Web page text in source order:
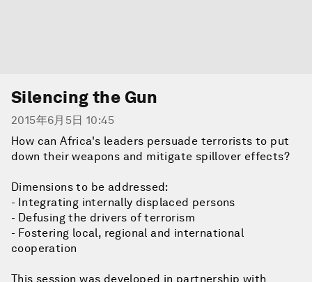
Silencing the Gun
2015年6月5日 10:45
How can Africa's leaders persuade terrorists to put
down their weapons and mitigate spillover effects?
Dimensions to be addressed:
- Integrating internally displaced persons
- Defusing the drivers of terrorism
- Fostering local, regional and international
cooperation
This session was developed in partnership with